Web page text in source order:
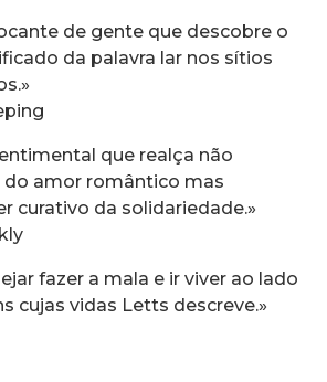
de gente que descobre o
da palavra lar nos sítios
que realça não
do amor romântico mas
curativo da solidariedade.»
fazer a mala e ir viver ao lado
cujas vidas Letts descreve.»